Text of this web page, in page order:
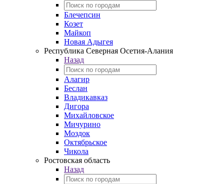
Блечепсин
Козет
Майкоп
Новая Адыгея
Республика Северная Осетия-Алания
Назад
Алагир
Беслан
Владикавказ
Дигора
Михайловское
Мичурино
Моздок
Октябрьское
Чикола
Ростовская область
Назад